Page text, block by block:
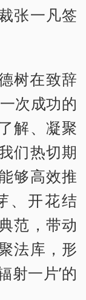
张一凡签
树在致辞
次成功的
解、凝聚
们热切期
够高效推
、开花结
范，带动
法库，形
射一片’的